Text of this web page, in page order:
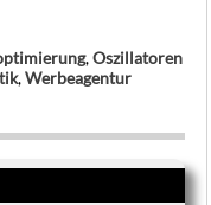
,Oszillatoren
,Werbeagentur